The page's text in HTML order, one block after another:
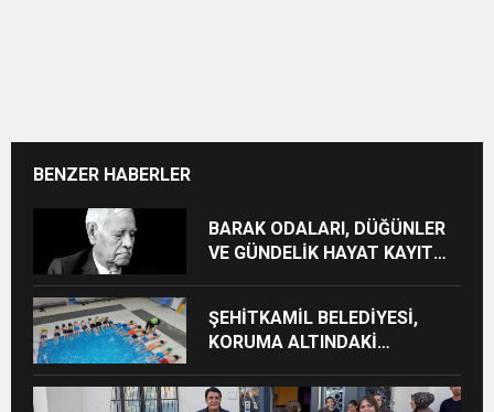
BENZER HABERLER
BARAK ODALARI, DÜĞÜNLER
VE GÜNDELİK HAYAT KAYIT
ŞEHİTKAMİL BELEDİYESİ,
KORUMA ALTINDAKİ
BULUŞTURUYOR